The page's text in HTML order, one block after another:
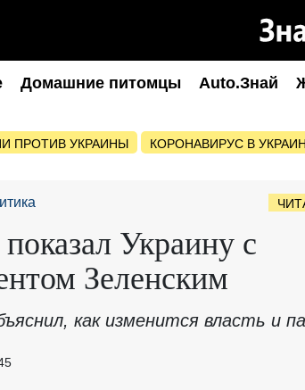
Домашние питомцы Auto.Знай
ПРОТИВ УКРАИНЫ КОРОНАВИРУС В
Украину с
Зеленским
как изменится власть и